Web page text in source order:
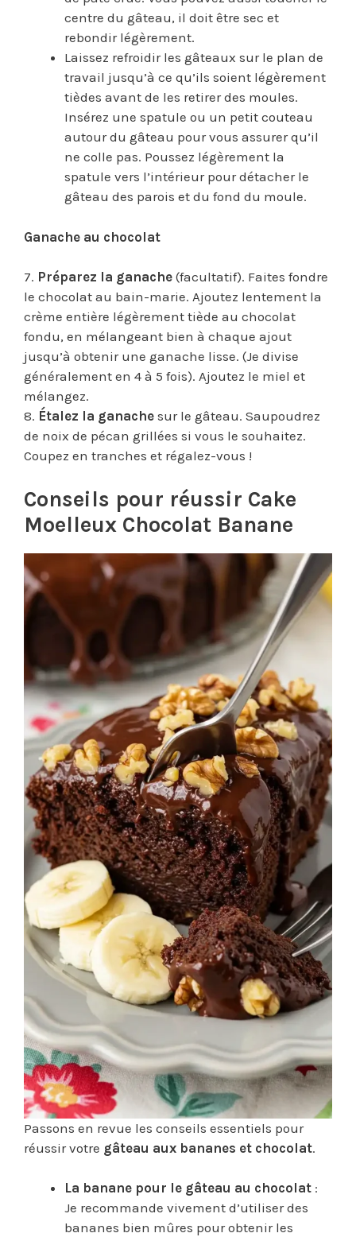
centre du gâteau, il doit être sec et
rebondir légèrement.
Laissez refroidir les gâteaux sur le plan de
travail jusqu’à ce qu’ils soient légèrement
tièdes avant de les retirer des moules.
Insérez une spatule ou un petit couteau
autour du gâteau pour vous assurer qu’il
ne colle pas. Poussez légèrement la
spatule vers l’intérieur pour détacher le
gâteau des parois et du fond du moule.
Ganache au chocolat
7. Préparez la ganache (facultatif). Faites fondre
le chocolat au bain-marie. Ajoutez lentement la
crème entière légèrement tiède au chocolat
fondu, en mélangeant bien à chaque ajout
jusqu’à obtenir une ganache lisse. (Je divise
généralement en 4 à 5 fois). Ajoutez le miel et
mélangez.
8. Étalez la ganache sur le gâteau. Saupoudrez
de noix de pécan grillées si vous le souhaitez.
Coupez en tranches et régalez-vous !
Conseils pour réussir Cake
Moelleux Chocolat Banane
Passons en revue les conseils essentiels pour
réussir votre gâteau aux bananes et chocolat.
La banane pour le gâteau au chocolat :
Je recommande vivement d’utiliser des
bananes bien mûres pour obtenir les